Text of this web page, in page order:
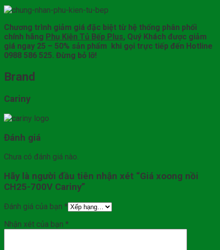
Chương trình giảm giá đặc biệt từ hệ thống phân phối
chính hãng Phụ Kiện Tủ Bếp Plus, Quý Khách được giảm
giá ngay 25 – 50% sản phẩm khi gọi trực tiếp đến Hotline
0988 586 525. Đừng bỏ lỡ!
Brand
Cariny
Đánh giá
Chưa có đánh giá nào.
Hãy là người đầu tiên nhận xét “Giá xoong nồi
CH25-700V Cariny”
Đánh giá của bạn *
Nhận xét của bạn *